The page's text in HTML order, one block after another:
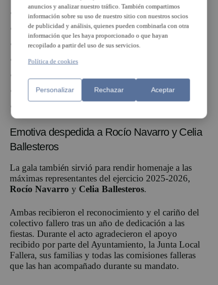
Nerea Ruiz Simarro.
Zahara López Ramos.
Ainhoa Domingo Eslava.
Martina García Gamir.
Valeria Banacloig Martí.
Emotiva despedida a Rocío Navarro y Celia
Ballesteros
La gala también sirvió para rendir homenaje a las
máximas representantes del ejercicio 2025-2026,
Rocío Navarro y Celia Ballesteros.
Ambas recibieron el reconocimiento y el cariño del
colectivo fallero tras un año de dedicación a las
fiestas. Durante el acto agradecieron el apoyo
recibido por parte del Ayuntamiento, la Junta Local
Fallera, sus familias y todas las comisiones falleras
que las han acompañado durante su mandato.
anuncios y analizar nuestro tráfico. También compartimos
información sobre su uso de nuestro sitio con nuestros socios
de publicidad y análisis, quienes pueden combinarla con otra
información que les haya proporcionado o que hayan
recopilado a partir del uso de sus servicios.
Política de cookies
Personalizar Rechazar Aceptar